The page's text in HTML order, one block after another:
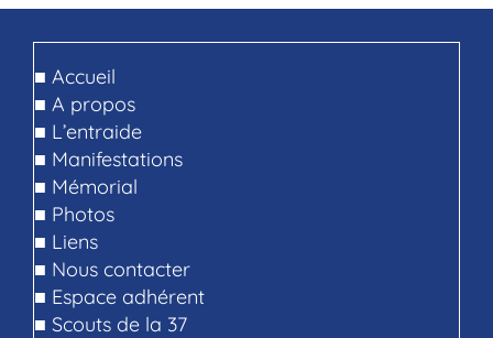
■ Accueil
■ A propos
■ L’entraide
■ Manifestations
■ Mémorial
■ Photos
■ Liens
■ Nous contacter
■ Espace adhérent
■ Scouts de la 37